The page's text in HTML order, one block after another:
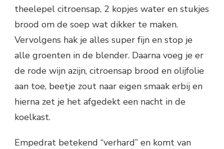
theelepel citroensap, 2 kopjes water en stukjes
brood om de soep wat dikker te maken.
Vervolgens hak je alles super fijn en stop je
alle groenten in de blender. Daarna voeg je er
de rode wijn azijn, citroensap brood en olijfolie
aan toe, beetje zout naar eigen smaak erbij en
hierna zet je het afgedekt een nacht in de
koelkast.
Empedrat betekend “verhard” en komt van